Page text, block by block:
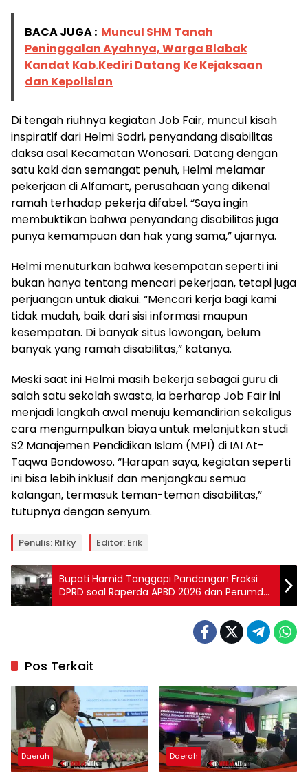
BACA JUGA : Muncul SHM Tanah
Peninggalan Ayahnya, Warga Blabak
Kandat Kab.Kediri Datang Ke Kejaksaan
dan Kepolisian
Di tengah riuhnya kegiatan Job Fair, muncul kisah
inspiratif dari Helmi Sodri, penyandang disabilitas
daksa asal Kecamatan Wonosari. Datang dengan
satu kaki dan semangat penuh, Helmi melamar
pekerjaan di Alfamart, perusahaan yang dikenal
ramah terhadap pekerja difabel. “Saya ingin
membuktikan bahwa penyandang disabilitas juga
punya kemampuan dan hak yang sama,” ujarnya.
Helmi menuturkan bahwa kesempatan seperti ini
bukan hanya tentang mencari pekerjaan, tetapi juga
perjuangan untuk diakui. “Mencari kerja bagi kami
tidak mudah, baik dari sisi informasi maupun
kesempatan. Di banyak situs lowongan, belum
banyak yang ramah disabilitas,” katanya.
Meski saat ini Helmi masih bekerja sebagai guru di
salah satu sekolah swasta, ia berharap Job Fair ini
menjadi langkah awal menuju kemandirian sekaligus
cara mengumpulkan biaya untuk melanjutkan studi
S2 Manajemen Pendidikan Islam (MPI) di IAI At-
Taqwa Bondowoso. “Harapan saya, kegiatan seperti
ini bisa lebih inklusif dan menjangkau semua
kalangan, termasuk teman-teman disabilitas,”
tutupnya dengan senyum.
Penulis: Rifky Editor: Erik
Bupati Hamid Tanggapi Pandangan Fraksi
DPRD soal Raperda APBD 2026 dan Perumda
Ijen Tirta
Pos Terkait
Daerah Daerah